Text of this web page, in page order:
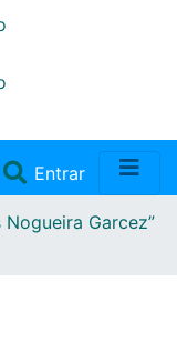
Entrar(current)
Garcez”